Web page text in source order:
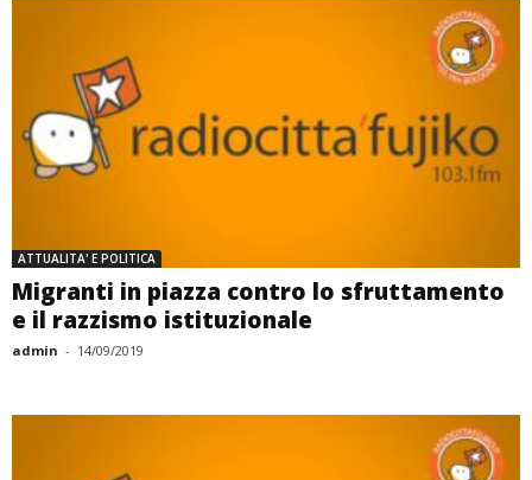
ATTUALITA' E POLITICA
Migranti in piazza contro lo sfruttamento
e il razzismo istituzionale
admin - 14/09/2019